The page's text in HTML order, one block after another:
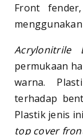
Front
Acrylonitrile
permukaan
warna.
terhadap
Plastik jenis
top cover